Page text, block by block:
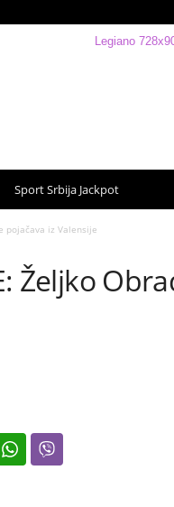
Sport Srbija Jackpot
pojačava iz Valensije
Željko